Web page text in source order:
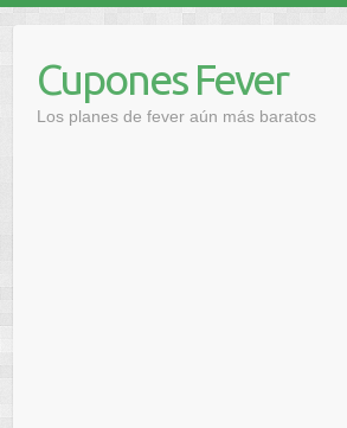
contenidoCupones Fever
Los planes de fever aún más baratos